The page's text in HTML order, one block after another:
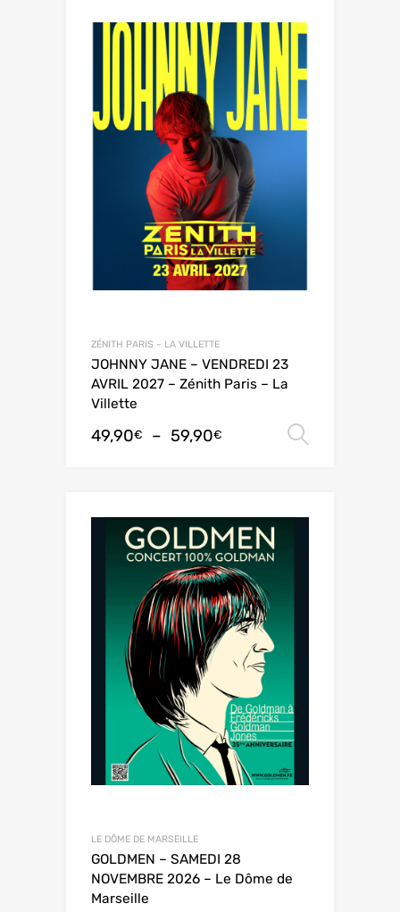
ZÉNITH PARIS – LA VILLETTE
JOHNNY JANE – VENDREDI 23
AVRIL 2027 – Zénith Paris – La
Villette
49,90€ – 59,90€
LE DÔME DE MARSEILLE
GOLDMEN – SAMEDI 28
NOVEMBRE 2026 – Le Dôme de
Marseille